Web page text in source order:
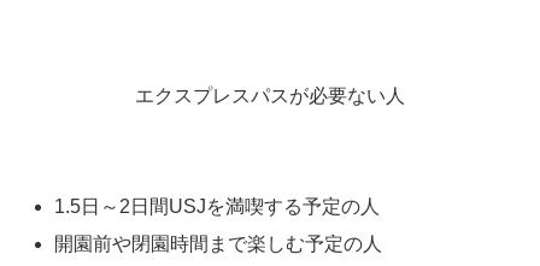
エクスプレスパスが必要ない人
1.5日～2日間USJを満喫する予定の人
開園前や閉園時間まで楽しむ予定の人